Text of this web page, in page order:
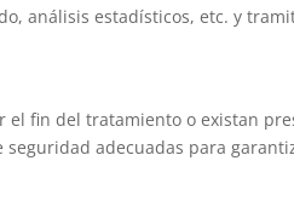
análisis estadísticos, etc. y
fin del tratamiento o existan
adecuadas para